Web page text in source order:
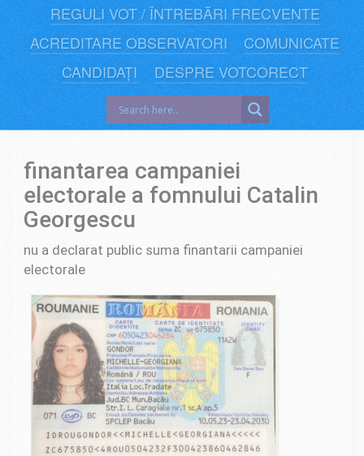
REGULI VOT / ÎNTREBĂRI FRECVENTE
ACREDITARE OBSERVATORI
COMUNICATE
CANDIDAȚI
DESPRE VOTCORECT
finantarea campaniei
electorale a fomnului Catalin
Georgescu
nu a declarat public suma finantarii campaniei
electorale